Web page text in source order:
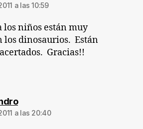
a las 10:59
niños están muy
los dinosaurios. Están
Gracias!!
dice:
a las 20:40